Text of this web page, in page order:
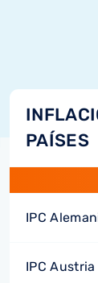
PAÍSES
IPC
IPC Austria